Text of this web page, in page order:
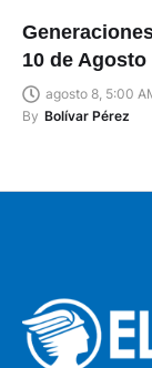
10 de Agosto
agosto 8, 5:00
By Bolívar Pérez